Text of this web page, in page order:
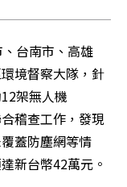
台南市、高雄
境督察大隊，針
架無人機
稽查工作，發現
蓋防塵網等情
新台幣42萬元。